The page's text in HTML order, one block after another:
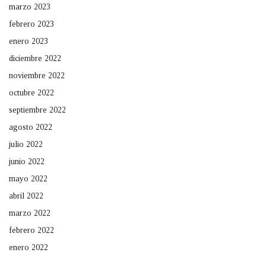
marzo 2023
febrero 2023
enero 2023
diciembre 2022
noviembre 2022
octubre 2022
septiembre 2022
agosto 2022
julio 2022
junio 2022
mayo 2022
abril 2022
marzo 2022
febrero 2022
enero 2022